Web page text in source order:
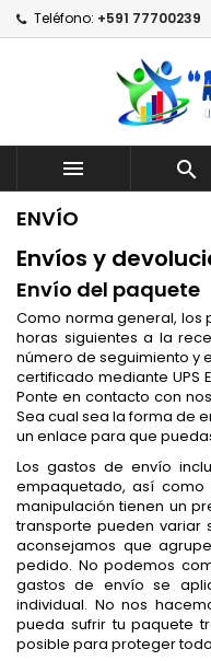
Teléfono: +591 77700239
 
ENVÍO
Envíos y
Envío del paquete
Como norma general, los
horas siguientes a la
número de seguimiento y
certificado mediante UPS
Ponte en contacto con
Sea cual sea la forma de
un enlace para que
Los gastos de envío
empaquetado, así como
manipulación tienen un
transporte pueden variar
aconsejamos que
pedido. No podemos
gastos de envío se
individual. No nos
pueda sufrir tu paquete
posible para proteger